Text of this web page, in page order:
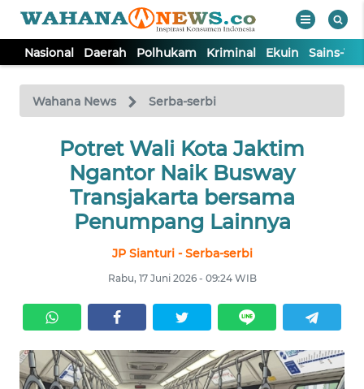
Nasional Daerah Polhukam Kriminal Ekuin Sains-
Wahana News Serba-serbi
Potret Wali Kota Jaktim
Ngantor Naik Busway
Transjakarta bersama
Penumpang Lainnya
JP Sianturi - Serba-serbi
Rabu, 17 Juni 2026 - 09:24 WIB
TV
Tutup
NASIONAL
EKUIN
SAINS-TEKNO